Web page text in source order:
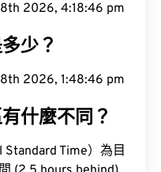
2026, 4:18:47 pm
少？
2026, 1:48:47 pm
什麼不同？
Time）為目